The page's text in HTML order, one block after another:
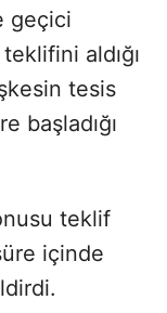
geçici
aldığı
tesis
başladığı
teklif
içinde